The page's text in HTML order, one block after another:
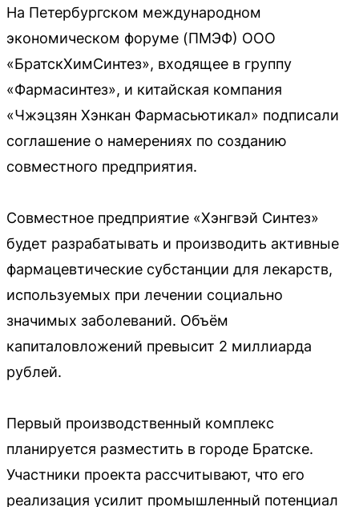
На Петербургском международном
экономическом форуме (ПМЭФ) ООО
«БратскХимСинтез», входящее в группу
«Фармасинтез», и китайская компания
«Чжэцзян Хэнкан Фармасьютикал» подписали
соглашение о намерениях по созданию
совместного предприятия.
Совместное предприятие «Хэнгвэй Синтез»
будет разрабатывать и производить активные
фармацевтические субстанции для лекарств,
используемых при лечении социально
значимых заболеваний. Объём
капиталовложений превысит 2 миллиарда
рублей.
Первый производственный комплекс
планируется разместить в городе Братске.
Участники проекта рассчитывают, что его
реализация усилит промышленный потенциал